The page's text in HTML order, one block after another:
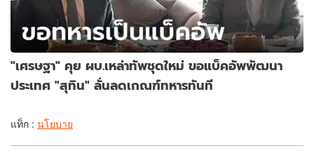
"เศรษฐา" คุย ผบ.เหล่าทัพชุดใหม่ ขอแบ็คอัพพัฒนา
ประเทศ "สุทิน" ลั่นลดเกณฑ์ทหารทันที
แท็ก : นโยบาย